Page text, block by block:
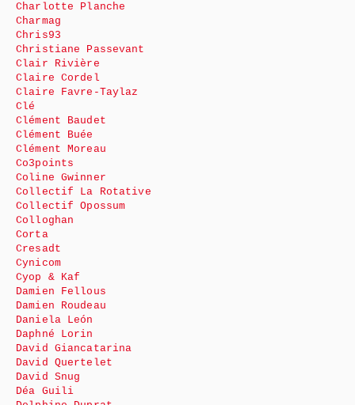
Charlotte Planche
Charmag
Chris93
Christiane Passevant
Clair Rivière
Claire Cordel
Claire Favre-Taylaz
Clé
Clément Baudet
Clément Buée
Clément Moreau
Co3points
Coline Gwinner
Collectif La Rotative
Collectif Opossum
Colloghan
Corta
Cresadt
Cynicom
Cyop & Kaf
Damien Fellous
Damien Roudeau
Daniela León
Daphné Lorin
David Giancatarina
David Quertelet
David Snug
Déa Guili